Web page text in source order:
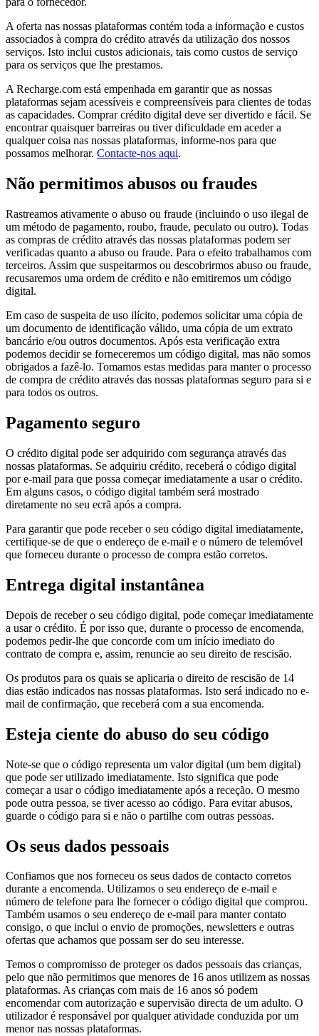
A oferta nas nossas plataformas contém toda a informação e custos
associados à compra do crédito através da utilização dos nossos
serviços. Isto inclui custos adicionais, tais como custos de serviço
para os serviços que lhe prestamos.
A Recharge.com está empenhada em garantir que as nossas
plataformas sejam acessíveis e compreensíveis para clientes de todas
as capacidades. Comprar crédito digital deve ser divertido e fácil. Se
encontrar quaisquer barreiras ou tiver dificuldade em aceder a
qualquer coisa nas nossas plataformas, informe-nos para que
possamos melhorar. Contacte-nos aqui.
Não permitimos abusos ou fraudes
Rastreamos ativamente o abuso ou fraude (incluindo o uso ilegal de
um método de pagamento, roubo, fraude, peculato ou outro). Todas
as compras de crédito através das nossas plataformas podem ser
verificadas quanto a abuso ou fraude. Para o efeito trabalhamos com
terceiros. Assim que suspeitarmos ou descobrirmos abuso ou fraude,
recusaremos uma ordem de crédito e não emitiremos um código
digital.
Em caso de suspeita de uso ilícito, podemos solicitar uma cópia de
um documento de identificação válido, uma cópia de um extrato
bancário e/ou outros documentos. Após esta verificação extra
podemos decidir se forneceremos um código digital, mas não somos
obrigados a fazê-lo. Tomamos estas medidas para manter o processo
de compra de crédito através das nossas plataformas seguro para si e
para todos os outros.
Pagamento seguro
O crédito digital pode ser adquirido com segurança através das
nossas plataformas. Se adquiriu crédito, receberá o código digital
por e-mail para que possa começar imediatamente a usar o crédito.
Em alguns casos, o código digital também será mostrado
diretamente no seu ecrã após a compra.
Para garantir que pode receber o seu código digital imediatamente,
certifique-se de que o endereço de e-mail e o número de telemóvel
que forneceu durante o processo de compra estão corretos.
Entrega digital instantânea
Depois de receber o seu código digital, pode começar imediatamente
a usar o crédito. É por isso que, durante o processo de encomenda,
podemos pedir-lhe que concorde com um início imediato do
contrato de compra e, assim, renuncie ao seu direito de rescisão.
Os produtos para os quais se aplicaria o direito de rescisão de 14
dias estão indicados nas nossas plataformas. Isto será indicado no e-
mail de confirmação, que receberá com a sua encomenda.
Esteja ciente do abuso do seu código
Note-se que o código representa um valor digital (um bem digital)
que pode ser utilizado imediatamente. Isto significa que pode
começar a usar o código imediatamente após a receção. O mesmo
pode outra pessoa, se tiver acesso ao código. Para evitar abusos,
guarde o código para si e não o partilhe com outras pessoas.
Os seus dados pessoais
Confiamos que nos forneceu os seus dados de contacto corretos
durante a encomenda. Utilizamos o seu endereço de e-mail e
número de telefone para lhe fornecer o código digital que comprou.
Também usamos o seu endereço de e-mail para manter contato
consigo, o que inclui o envio de promoções, newsletters e outras
ofertas que achamos que possam ser do seu interesse.
Temos o compromisso de proteger os dados pessoais das crianças,
pelo que não permitimos que menores de 16 anos utilizem as nossas
plataformas. As crianças com mais de 16 anos só podem
encomendar com autorização e supervisão directa de um adulto. O
utilizador é responsável por qualquer atividade conduzida por um
menor nas nossas plataformas.